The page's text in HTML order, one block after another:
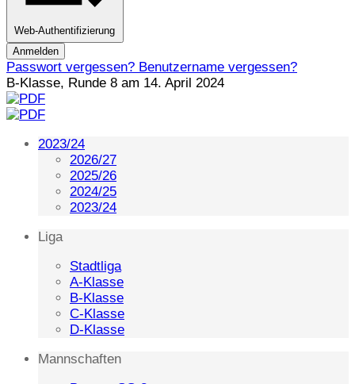
Web-Authentifizierung
Anmelden
Passwort vergessen? Benutzername vergessen?
B-Klasse, Runde 8 am 14. April 2024
2023/24
2026/27
2025/26
2024/25
2023/24
Liga
Stadtliga
A-Klasse
B-Klasse
C-Klasse
D-Klasse
Mannschaften